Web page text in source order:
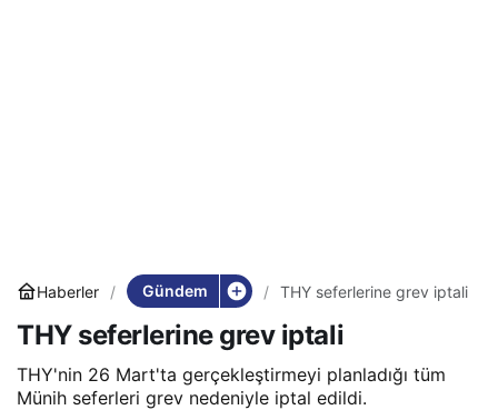
Haberler Gündem THY seferlerine grev iptali
THY seferlerine grev iptali
THY'nin 26 Mart'ta gerçekleştirmeyi planladığı tüm
Münih seferleri grev nedeniyle iptal edildi.